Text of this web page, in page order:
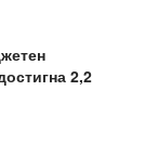
2,2